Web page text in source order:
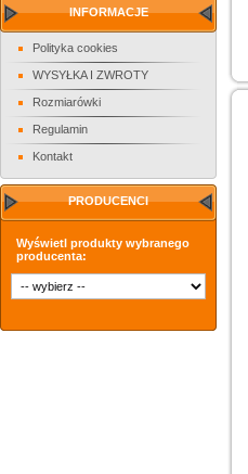
INFORMACJE
Polityka cookies
WYSYŁKA I ZWROTY
Rozmiarówki
Regulamin
Kontakt
PRODUCENCI
Wyświetl produkty wybranego
producenta: